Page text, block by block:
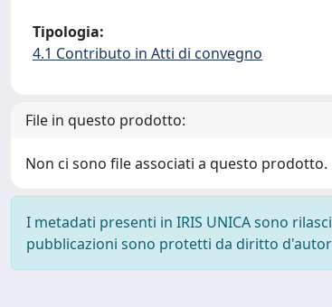
Tipologia:
4.1 Contributo in Atti di convegno
File in questo prodotto:
Non ci sono file associati a questo prodotto.
I metadati presenti in IRIS UNICA sono
pubblicazioni sono protetti da diritto